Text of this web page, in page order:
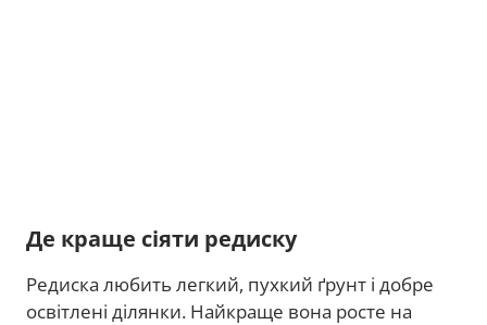
Де краще сіяти редиску
Редиска любить легкий, пухкий ґрунт і добре
освітлені ділянки. Найкраще вона росте на